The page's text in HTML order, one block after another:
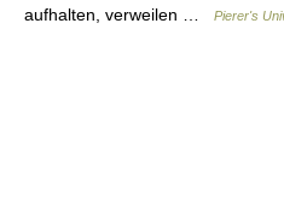
aufhalten, verweilen …
Pierer's